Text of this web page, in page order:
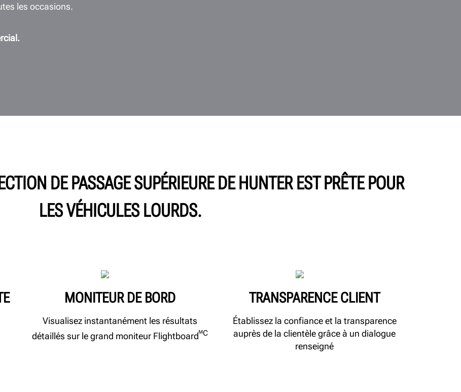
les occasions.
DE PASSAGE SUPÉRIEURE DE HUNTER EST PRÊTE POUR
LES VÉHICULES LOURDS.
MONITEUR DE BORD
Visualisez instantanément les résultats
détaillés sur le grand moniteur FlightboardᴹC
TRANSPARENCE CLIENT
Établissez la confiance et la transparence
auprès de la clientèle grâce à un dialogue
renseigné